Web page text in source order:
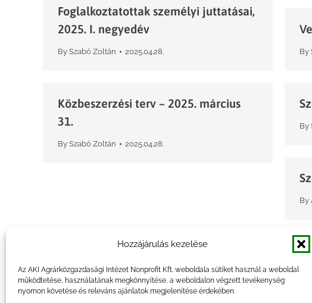
Hozzájárulás kezelése
Az AKI Agrárközgazdasági Intézet Nonprofit Kft. weboldala sütiket használ a weboldal
működtetése, használatának megkönnyítése, a weboldalon végzett tevékenység
nyomon követése és releváns ajánlatok megjelenítése érdekében.
Foglalkoztatottak személyi juttatásai,
2025. I. negyedév
By Szabó Zoltán 2025.04.28. By
Közbeszerzési terv – 2025. március
31.
By Szabó Zoltán 2025.04.28.
By
By